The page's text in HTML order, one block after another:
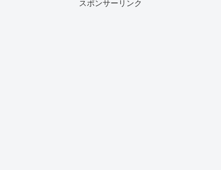
スポンサーリンク